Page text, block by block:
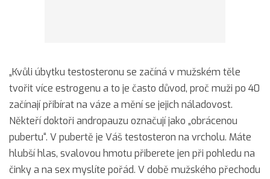
„Kvůli úbytku testosteronu se začíná v mužském těle
tvořit více estrogenu a to je často důvod, proč muži po 40
začínají přibírat na váze a mění se jejich náladovost.
Někteří doktoři andropauzu označují jako „obrácenou
pubertu“. V pubertě je Váš testosteron na vrcholu. Máte
hlubší hlas, svalovou hmotu přiberete jen při pohledu na
činky a na sex myslíte pořád. V době mužského přechodu